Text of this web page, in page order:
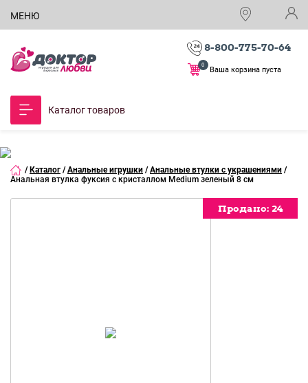
МЕНЮ
8-800-775-70-64
Ваша корзина пуста
0
Каталог товаров
/ Каталог / Анальные игрушки / Анальные втулки с украшениями /
Анальная втулка фуксия с кристаллом Medium зеленый 8 см
Продано: 24